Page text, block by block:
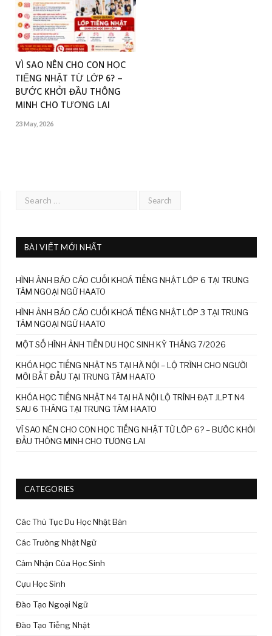
VÌ SAO NÊN CHO CON HỌC
TIẾNG NHẬT TỪ LỚP 6? –
BƯỚC KHỞI ĐẦU THÔNG
MINH CHO TƯƠNG LAI
23 May, 2026
BÀI VIẾT MỚI NHẤT
HÌNH ẢNH BÁO CÁO CUỐI KHOÁ TIẾNG NHẬT LỚP 6 TẠI TRUNG
TÂM NGOẠI NGỮ HAATO
HÌNH ẢNH BÁO CÁO CUỐI KHOÁ TIẾNG NHẬT LỚP 3 TẠI TRUNG
TÂM NGOẠI NGỮ HAATO
MỘT SỐ HÌNH ẢNH TIỄN DU HỌC SINH KỲ THÁNG 7/2026
KHÓA HỌC TIẾNG NHẬT N5 TẠI HÀ NỘI – LỘ TRÌNH CHO NGƯỜI
MỚI BẮT ĐẦU TẠI TRUNG TÂM HAATO
KHÓA HỌC TIẾNG NHẬT N4 TẠI HÀ NỘI LỘ TRÌNH ĐẠT JLPT N4
SAU 6 THÁNG TẠI TRUNG TÂM HAATO
VÌ SAO NÊN CHO CON HỌC TIẾNG NHẬT TỪ LỚP 6? – BƯỚC KHỞI
ĐẦU THÔNG MINH CHO TƯƠNG LAI
CATEGORIES
Các Thủ Tục Du Học Nhật Bản
Các Trường Nhật Ngữ
Cảm Nhận Của Học Sinh
Cựu Học Sinh
Đào Tạo Ngoại Ngữ
Đào Tạo Tiếng Nhật